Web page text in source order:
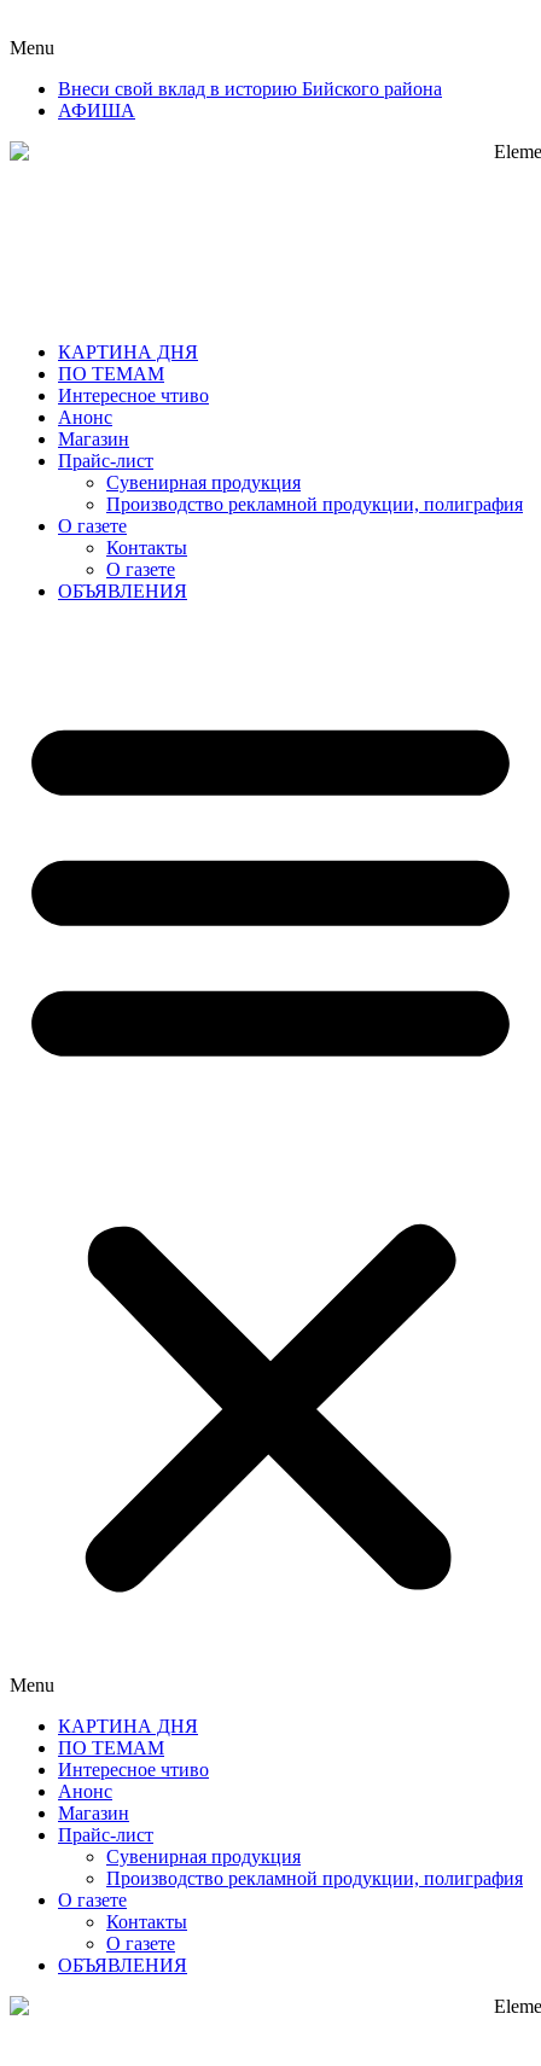
Menu
Внеси свой вклад в историю Бийского района
АФИША
КАРТИНА ДНЯ
ПО ТЕМАМ
Интересное чтиво
Анонс
Магазин
Прайс-лист
Сувенирная продукция
Производство рекламной продукции, полиграфия
О газете
Контакты
О газете
ОБЪЯВЛЕНИЯ
Menu
КАРТИНА ДНЯ
ПО ТЕМАМ
Интересное чтиво
Анонс
Магазин
Прайс-лист
Сувенирная продукция
Производство рекламной продукции, полиграфия
О газете
Контакты
О газете
ОБЪЯВЛЕНИЯ